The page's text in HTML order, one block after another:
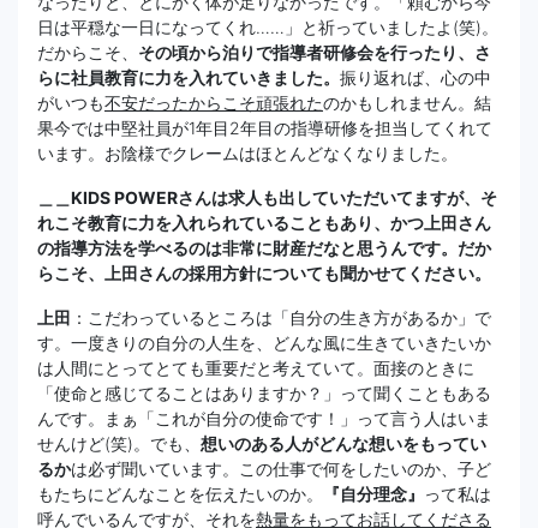
日は平穏な一日になってくれ……」と祈っていましたよ(笑)。
だからこそ、 その頃から泊りで指導者研修会を行ったり、さ
らに社員教育に力を入れていきました。 振り返れば、心の中
がいつも不安だったからこそ頑張れたのかもしれません。結
果今では中堅社員が1年目2年目の指導研修を担当してくれて
います。お陰様でクレームはほとんどなくなりました。
＿＿KIDS POWERさんは求人も出していただいてますが、そ
れこそ教育に力を入れられていることもあり、かつ上田さん
の指導方法を学べるのは非常に財産だなと思うんです。だか
らこそ、上田さんの採用方針についても聞かせてください。
上田 ：こだわっているところは「自分の生き方があるか」で
す。一度きりの自分の人生を、どんな風に生きていきたいか
は人間にとってとても重要だと考えていて。面接のときに
「使命と感じてることはありますか？」って聞くこともある
んです。まぁ「これが自分の使命です！」って言う人はいま
せんけど(笑)。でも、 想いのある人がどんな想いをもってい
るかは必ず聞いています。この仕事で何をしたいのか、子ど
もたちにどんなことを伝えたいのか。
『自分理念』 って私は
呼んでいるんですが、それを熱量をもってお話してくださる